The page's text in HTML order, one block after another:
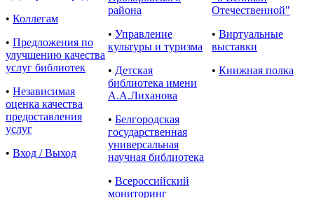
• Коллегам
• Предложения по
улучшению качества
услуг библиотек
• Независимая
оценка качества
предоставления
услуг
• Вход / Выход
района
• Управление
культуры и туризма
• Детская
библиотека имени
А.А.Лиханова
• Белгородская
государственная
универсальная
научная библиотека
• Всероссийский
мониторинг
Отечественной"
• Виртуальные
выставки
• Книжная полка